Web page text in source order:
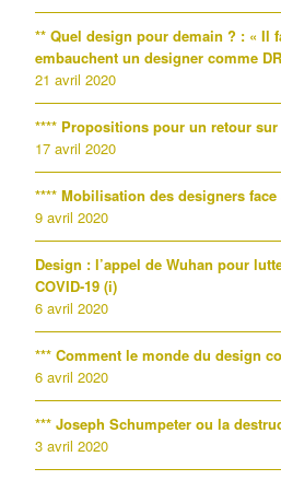
** Quel design pour demain ? : « Il
embauchent un designer comme
21 avril 2020
**** Propositions pour un retour sur
17 avril 2020
**** Mobilisation des designers face
9 avril 2020
Design : l’appel de Wuhan pour
COVID-19 (i)
6 avril 2020
*** Comment le monde du design
6 avril 2020
*** Joseph Schumpeter ou la
3 avril 2020